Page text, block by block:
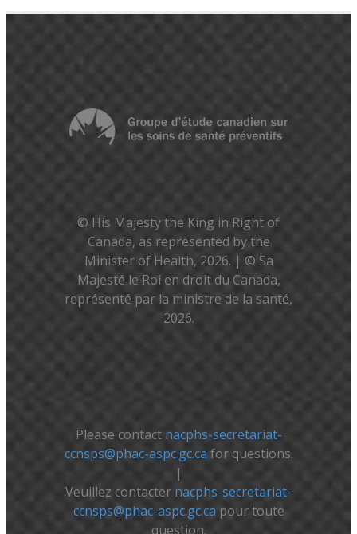
© His Majesty the King in Right of
Canada, as represented by the
Minister of Health, 2026. | © Sa
Majesté le Roi en droit du Canada,
représenté par la ministre de la santé,
2026.
Please contact nacphs-secretariat-
ccnsps@phac-aspc.gc.cafor questions.
|
Veuillez contacter nacphs-secretariat-
ccnsps@phac-aspc.gc.ca pour toute
question.